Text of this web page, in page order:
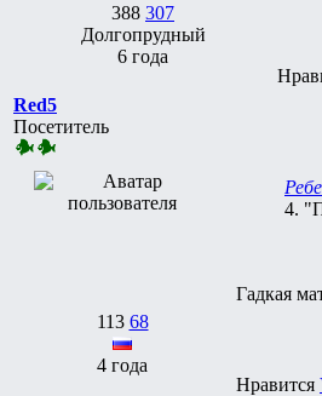
388 307
Долгопрудный
6 года
Red5
Посетитель
113 68
4 года
4.
Гадкая
Нравится